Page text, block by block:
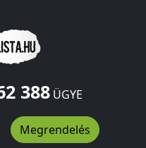
388ÜGYE
Megrendelés